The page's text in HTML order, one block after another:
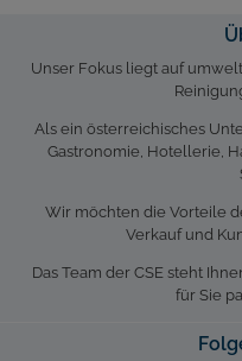
Unser Fokus liegt auf
Als ein österreichisches
Gastronomie, Hotellerie,
Wir möchten die Vorteile
Verkauf und
Das Team der CSE steht
für Sie